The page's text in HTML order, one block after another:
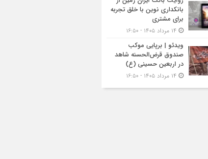
بانکداری نوین با خلق تجربه
برای مشتری
ویدئو | برپایی موکب
صندوق قرض‌الحسنه شاهد
در اربعین حسینی (ع)